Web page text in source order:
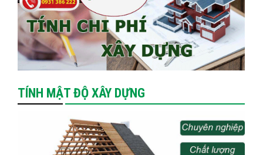
TÍNH MẬT ĐỘ XÂY DỰNG